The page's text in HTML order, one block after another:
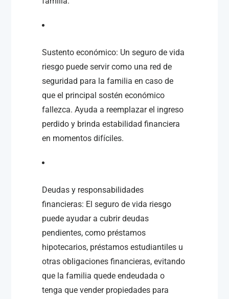
Sustento económico: Un seguro de vida
riesgo puede servir como una red de
seguridad para la familia en caso de
que el principal sostén económico
fallezca. Ayuda a reemplazar el ingreso
perdido y brinda estabilidad financiera
en momentos difíciles.
Deudas y responsabilidades
financieras: El seguro de vida riesgo
puede ayudar a cubrir deudas
pendientes, como préstamos
hipotecarios, préstamos estudiantiles u
otras obligaciones financieras, evitando
que la familia quede endeudada o
tenga que vender propiedades para